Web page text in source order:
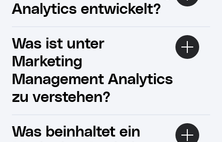
Analytics entwickelt?
Was ist unter
Marketing
Management Analytics
zu verstehen?
Was beinhaltet ein